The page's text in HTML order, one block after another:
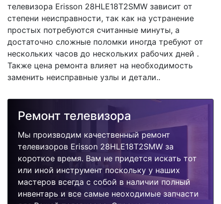
телевизора Erisson 28HLE18T2SMW зависит от
степени неисправности, так как на устранение
простых потребуются считанные минуты, а
достаточно сложные поломки иногда требуют от
нескольких часов до нескольких рабочих дней .
Также цена ремонта влияет на необходимость
заменить неисправные узлы и детали..
Ремонт телевизора
Мы производим качественный ремонт
телевизоров Erisson 28HLE18T2SMW за
короткое время. Вам не придется искать тот
или иной инструмент поскольку у наших
мастеров всегда с собой в наличии полный
инвентарь и все самые неоходимые запчасти